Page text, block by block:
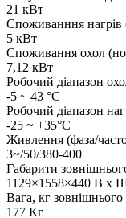
21 кВт
Споживанння
5 кВт
Споживання охол
7,12 кВт
Робочий діапазон
-5 ~ 43 °C
Робочий діапазон
-25 ~ +35°C
Живлення (фаза/
3~/50/380-400
Габарити
1129×1558×440 В x
Вага, кг
177 Кг